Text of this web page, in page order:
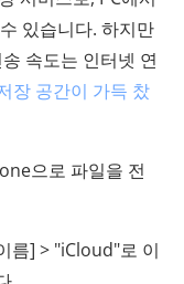
있습니다. 하지만
속도는 인터넷 연
장 공간이 가득 찼
으로 파일을 전
름] > "iCloud"로 이